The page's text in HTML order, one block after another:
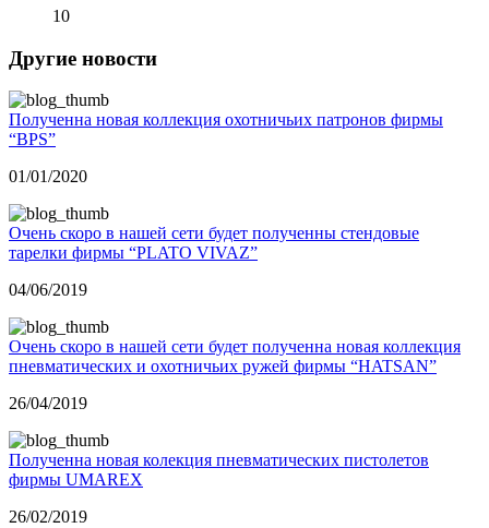
10
Другие новости
Полученна новая коллекция охотничьих патронов фирмы
“BPS”
01/01/2020
Очень скоро в нашей сети будет полученны стендовые
тарелки фирмы “PLATO VIVAZ”
04/06/2019
Очень скоро в нашей сети будет полученна новая коллекция
пневматических и охотничьих ружей фирмы “HATSAN”
26/04/2019
Полученна новая колекция пневматических пистолетов
фирмы UMAREX
26/02/2019